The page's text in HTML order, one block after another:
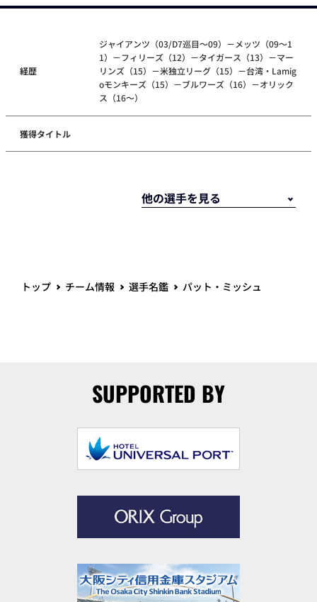
経歴
ジャイアンツ（03/D7巡目～09）－メッツ（09～1
1）－フィリーズ（12）－タイガース（13）－マー
リンズ（15）－米独立リーグ（15）－台湾・Lamig
oモンキーズ（15）－ブルワーズ（16）－オリック
ス（16～）
獲得タイトル
トップ チーム情報 選手名鑑 パット・ミッシュ
SUPPORTED BY